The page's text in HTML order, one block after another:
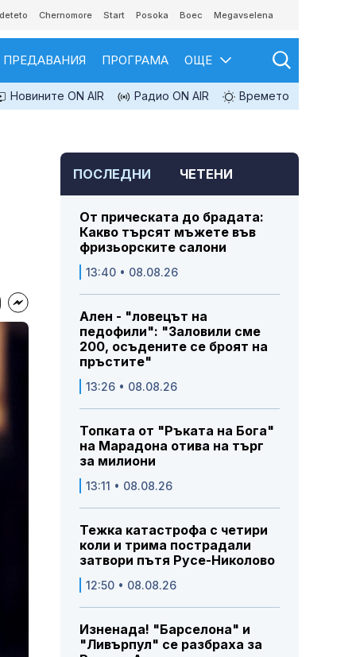
Chernomore Start Posoka Boec Megavselena
ПРЕДАВАНИЯ ПРОГРАМА ОЩЕ
Новините ON AIR Радио ON AIR Времето
ПОСЛЕДНИ ЧЕТЕНИ
От прическата до брадата:
Какво търсят мъжете във
фризьорските салони
13:40 • 08.08.26
Ален - "ловецът на
педофили": "Заловили сме
200, осъдените се броят на
пръстите"
13:26 • 08.08.26
Топката от "Ръката на Бога"
на Марадона отива на търг
за милиони
13:11 • 08.08.26
Тежка катастрофа с четири
коли и трима пострадали
затвори пътя Русе-Николово
12:50 • 08.08.26
Изненада! "Барселона" и
"Ливърпул" се разбраха за